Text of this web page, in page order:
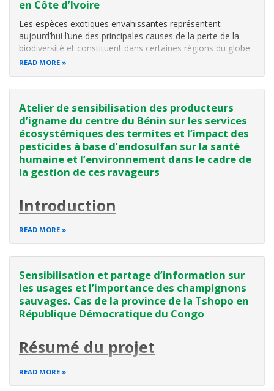
en Côte d’Ivoire
Les espèces exotiques envahissantes représentent
aujourd’hui l’une des principales causes de la perte de la
biodiversité et constituent dans certaines régions du globe
un frein au développement durable. Généralement
READ MORE
Atelier de sensibilisation des producteurs
d’igname du centre du Bénin sur les services
écosystémiques des termites et l’impact des
pesticides à base d’endosulfan sur la santé
humaine et l’environnement dans le cadre de
la gestion de ces ravageurs
Introduction
La sécurité alimentaire, la malnutrition et la pauvreté sont
nécessite un bon suivi pour l’obtention de rendement
READ MORE
Sensibilisation et partage d’information sur
les usages et l’importance des champignons
sauvages. Cas de la province de la Tshopo en
République Démocratique du Congo
Résumé du projet
Les champignons sont universellement reconnus pour leur
READ MORE